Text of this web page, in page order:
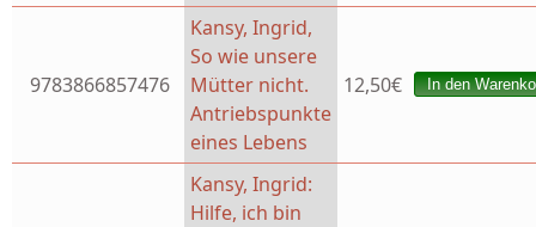
9783866857476
Kansy, Ingrid,
So wie unsere
Mütter nicht.
Antriebspunkte
eines Lebens
12,50€
Kansy, Ingrid:
Hilfe, ich bin